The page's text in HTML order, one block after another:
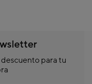
para tu